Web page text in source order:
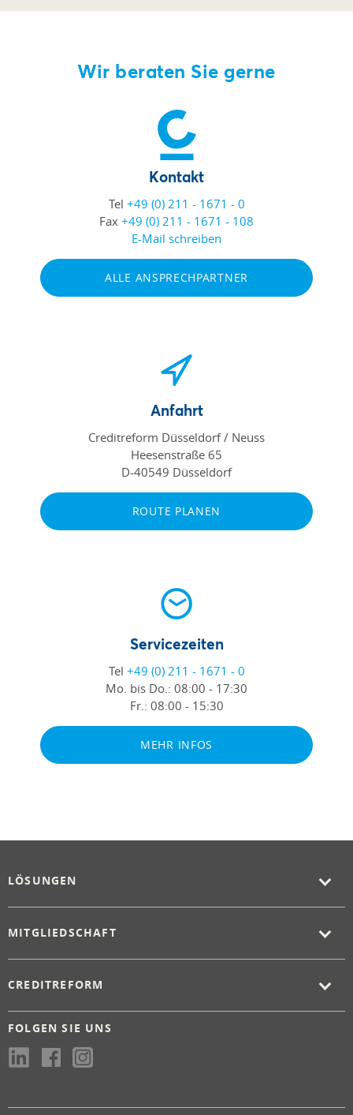
Wir beraten Sie gerne
Kontakt
Tel +49 (0) 211 - 1671 - 0
Fax +49 (0) 211 - 1671 - 108
E-Mail schreiben
ALLE ANSPRECHPARTNER
Anfahrt
Creditreform Düsseldorf / Neuss
Heesenstraße 65
D-40549 Düsseldorf
ROUTE PLANEN
Servicezeiten
Tel +49 (0) 211 - 1671 - 0
Mo. bis Do.: 08:00 - 17:30
Fr.: 08:00 - 15:30
MEHR INFOS
LÖSUNGEN
MITGLIEDSCHAFT
CREDITREFORM
FOLGEN SIE UNS